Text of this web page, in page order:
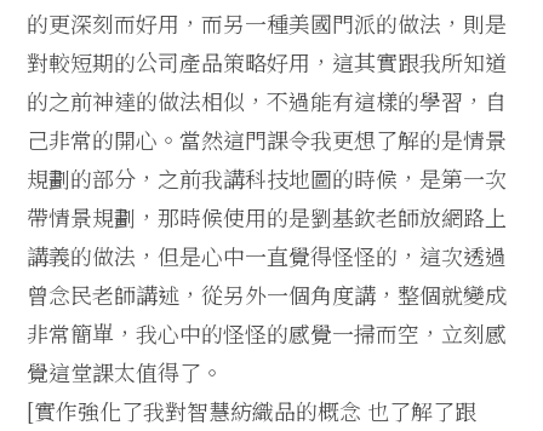
的更深刻而好用，而另一種美國門派的做法，則是
對較短期的公司產品策略好用，這其實跟我所知道
的之前神達的做法相似，不過能有這樣的學習，自
己非常的開心。當然這門課令我更想了解的是情景
規劃的部分，之前我講科技地圖的時候，是第一次
帶情景規劃，那時候使用的是劉基欽老師放網路上
講義的做法，但是心中一直覺得怪怪的，這次透過
曾念民老師講述，從另外一個角度講，整個就變成
非常簡單，我心中的怪怪的感覺一掃而空，立刻感
覺這堂課太值得了。
[實作強化了我對智慧紡織品的概念 也了解了跟